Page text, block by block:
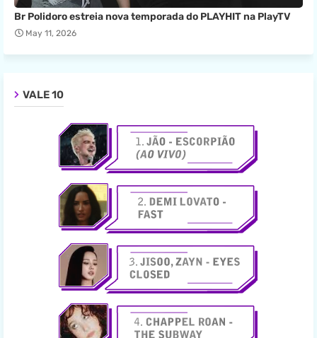
Br Polidoro estreia nova temporada do PLAYHIT na PlayTV
May 11, 2026
VALE 10